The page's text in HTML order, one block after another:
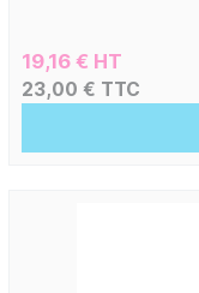
19,16 € HT
23,00 € TTC